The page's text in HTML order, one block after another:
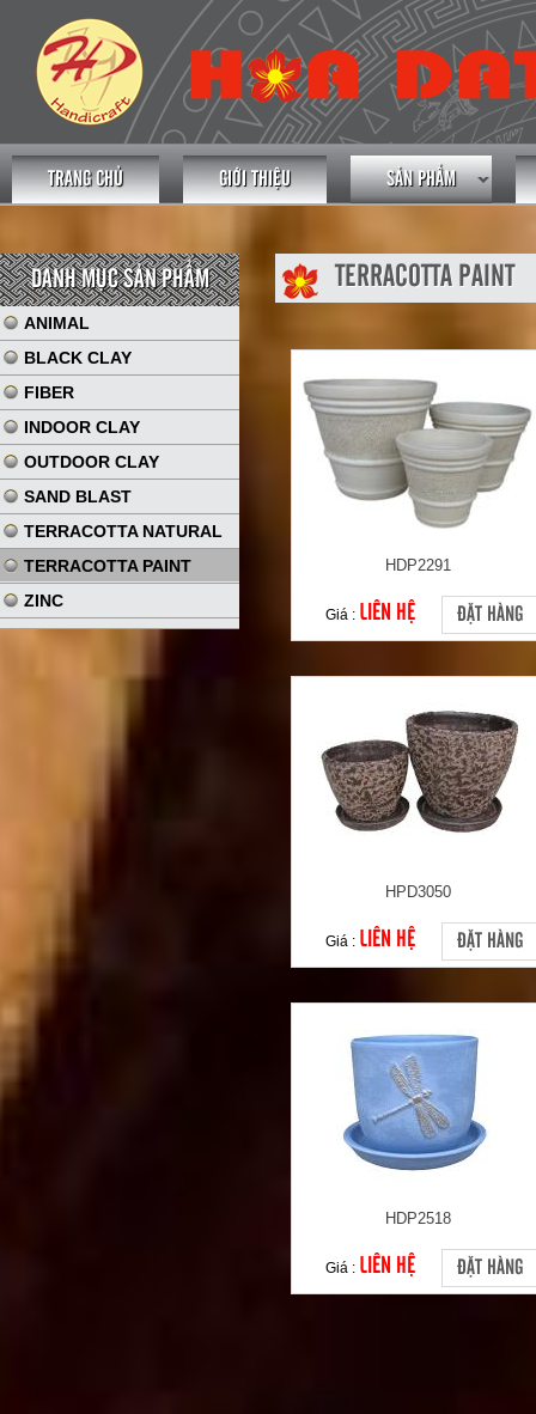
TRANG CHỦ GIỚI THIỆU SẢN PHẨM
DANH MỤC SẢN PHẨM
ANIMAL
BLACK CLAY
FIBER
INDOOR CLAY
OUTDOOR CLAY
SAND BLAST
TERRACOTTA NATURAL
TERRACOTTA PAINT
ZINC
TERRACOTTA PAINT
HDP2291
Giá : LIÊN HỆ ĐẶT HÀNG
HPD3050
Giá : LIÊN HỆ ĐẶT HÀNG
HDP2518
Giá : LIÊN HỆ ĐẶT HÀNG